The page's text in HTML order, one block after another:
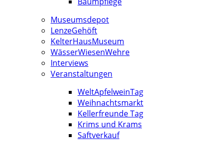
Museumsdepot
LenzeGehöft
KelterHausMuseum
WässerWiesenWehre
Interviews
Veranstaltungen
WeltApfelweinTag
Weihnachtsmarkt
Kellerfreunde Tag
Krims und Krams
Saftverkauf